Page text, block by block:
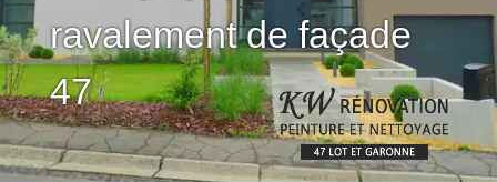
ravalement de façade
47